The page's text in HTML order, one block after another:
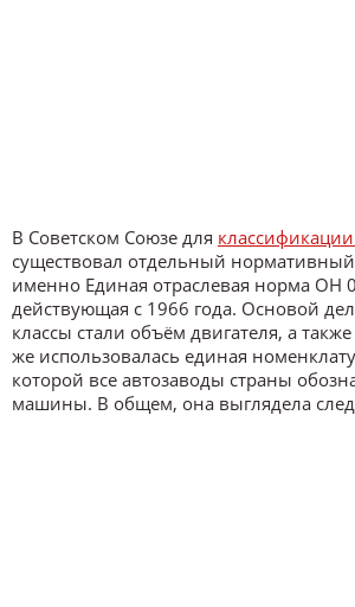
В Советском Союзе для
существовал отдельный
именно Единая отраслевая норма ОН
действующая с 1966 года. Основой
классы стали объём двигателя, а
же использовалась единая
которой все автозаводы страны
машины. В общем, она выглядела